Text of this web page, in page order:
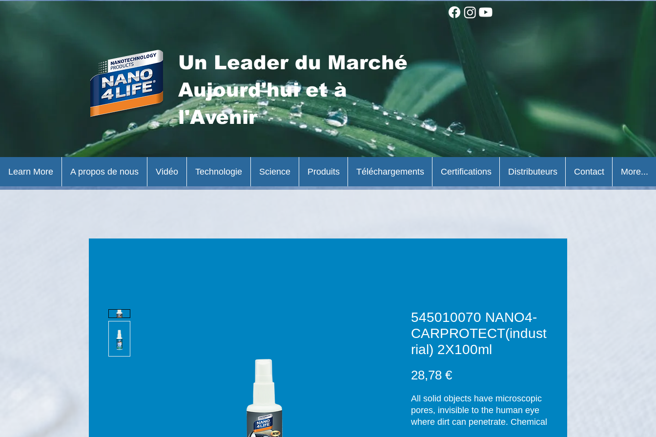
Un Leader du Marché
Aujourd'hui et à
l'Avenir
545010070 NANO4-
CARPROTECT(indust
rial) 2X100ml
28,78 €Prix
All solid objects have microscopic
pores, invisible to the human eye
where dirt can penetrate. Chemical
Learn More A propos de nous Vidéo Technologie Science Produits Téléchargements Certifications Distributeurs Contact More...